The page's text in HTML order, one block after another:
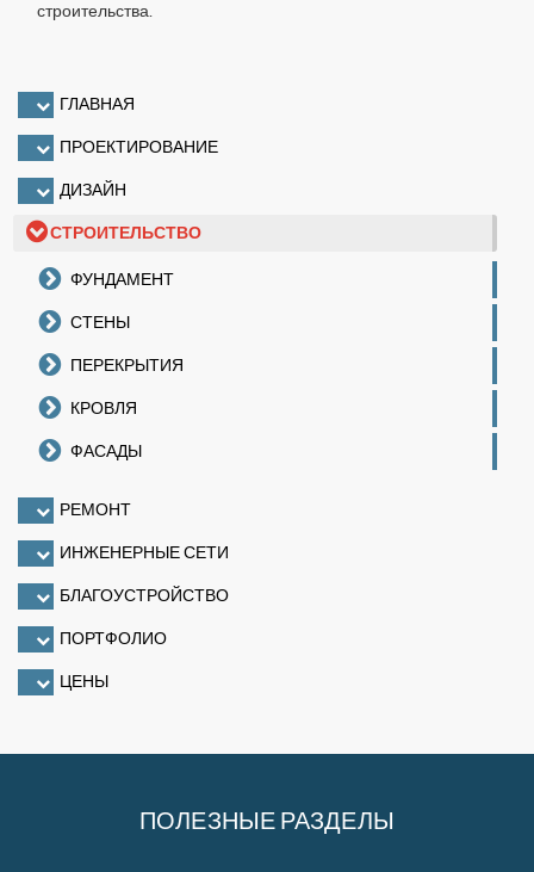
ГЛАВНАЯ
ПРОЕКТИРОВАНИЕ
ДИЗАЙН
СТРОИТЕЛЬСТВО
ФУНДАМЕНТ
СТЕНЫ
ПЕРЕКРЫТИЯ
КРОВЛЯ
ФАСАДЫ
РЕМОНТ
ИНЖЕНЕРНЫЕ СЕТИ
БЛАГОУСТРОЙСТВО
ПОРТФОЛИО
ЦЕНЫ
строительства.
ПОЛЕЗНЫЕ РАЗДЕЛЫ